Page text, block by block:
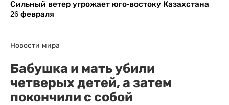
Сильный ветер угрожает юго-востоку Казахстана
26 февраля
Новости мира
Бабушка и мать убили
четверых детей, а затем
покончили с собой